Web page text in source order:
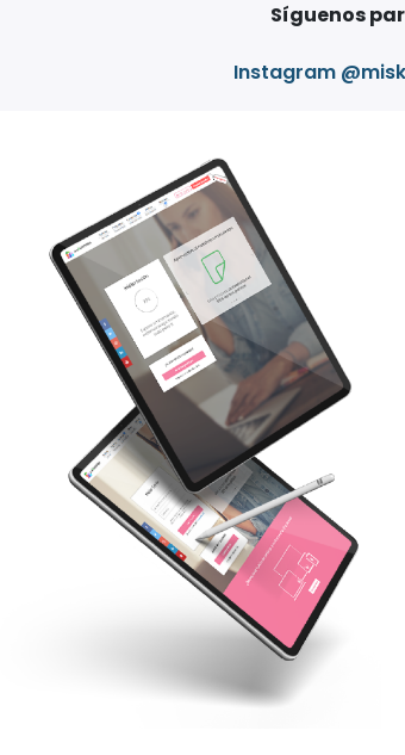
Síguenos
Instagram